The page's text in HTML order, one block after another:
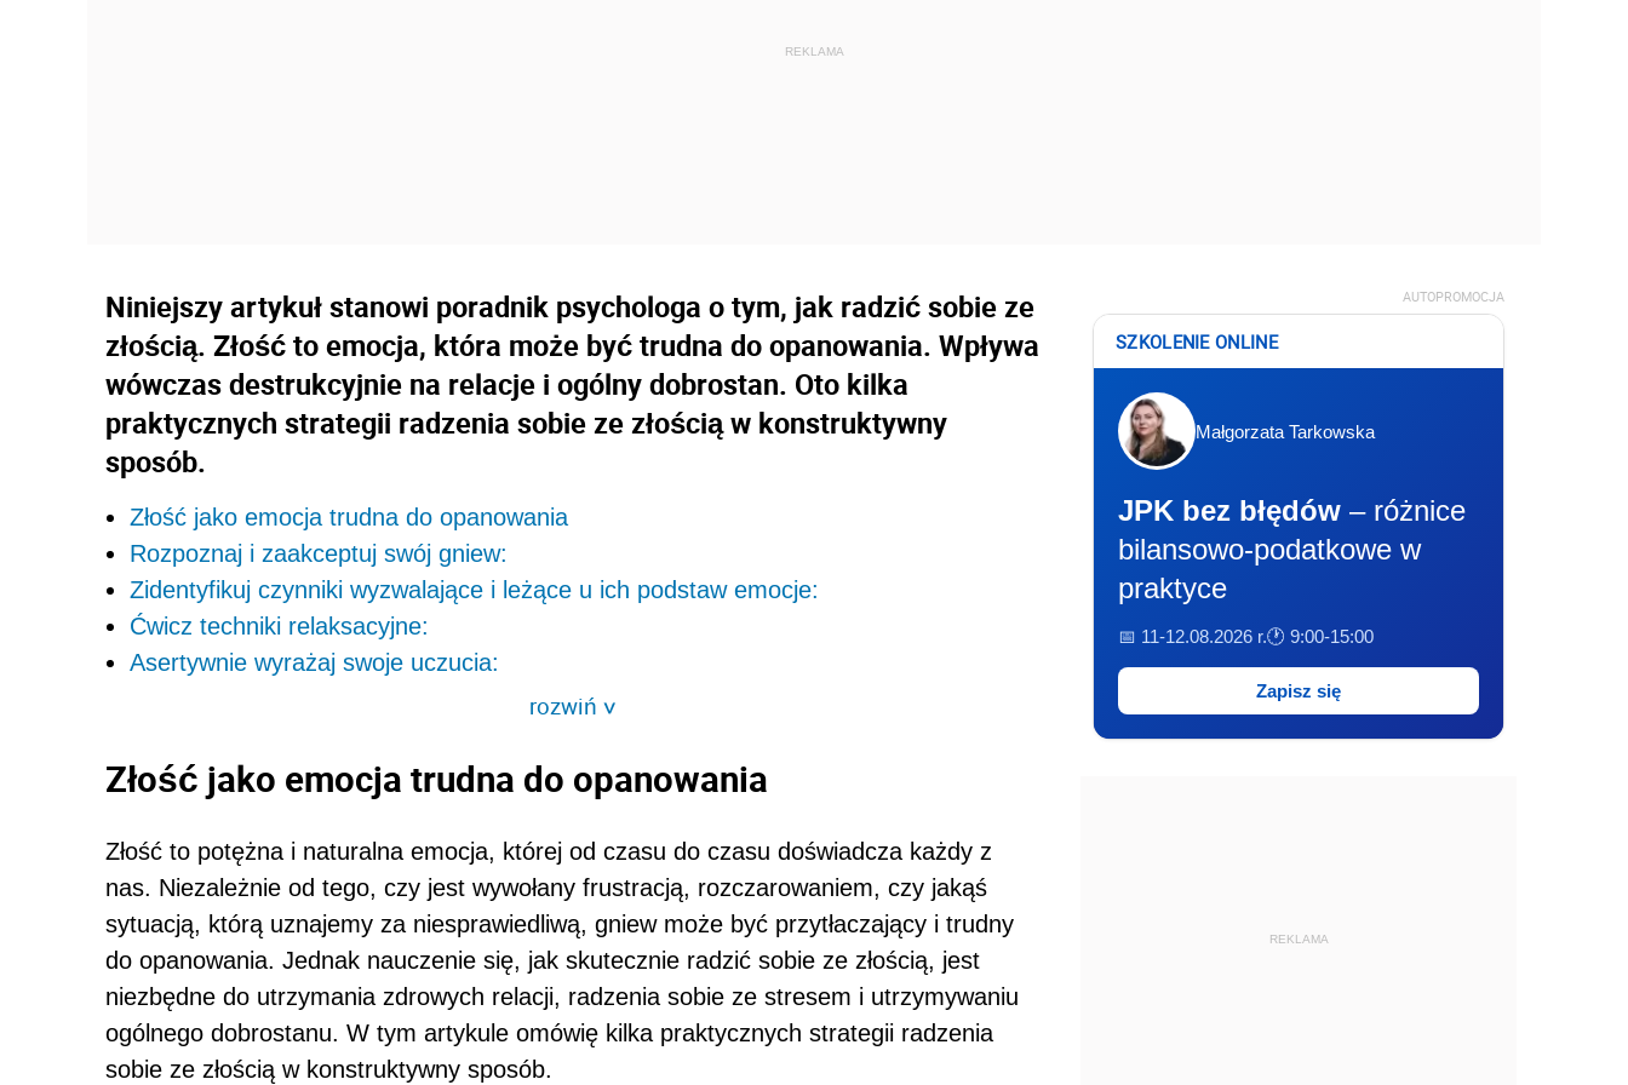
Niniejszy artykuł stanowi poradnik psychologa o tym, jak radzić sobie ze
złością. Złość to emocja, która może być trudna do opanowania. Wpływa
wówczas destrukcyjnie na relacje i ogólny dobrostan. Oto kilka
praktycznych strategii radzenia sobie ze złością w konstruktywny
sposób.
Złość jako emocja trudna do opanowania
Rozpoznaj i zaakceptuj swój gniew:
Zidentyfikuj czynniki wyzwalające i leżące u ich podstaw emocje:
Ćwicz techniki relaksacyjne:
Asertywnie wyrażaj swoje uczucia:
rozwiń>
Złość jako emocja trudna do opanowania
Złość to potężna i naturalna emocja, której od czasu do czasu doświadcza każdy z
nas. Niezależnie od tego, czy jest wywołany frustracją, rozczarowaniem, czy jakąś
sytuacją, którą uznajemy za niesprawiedliwą, gniew może być przytłaczający i trudny
do opanowania. Jednak nauczenie się, jak skutecznie radzić sobie ze złością, jest
niezbędne do utrzymania zdrowych relacji, radzenia sobie ze stresem i utrzymywaniu
ogólnego dobrostanu. W tym artykule omówię kilka praktycznych strategii radzenia
sobie ze złością w konstruktywny sposób.
AUTOPROMOCJA
SZKOLENIE ONLINE
Małgorzata Tarkowska
JPK bez błędów – różnice
bilansowo-podatkowe w
praktyce
📅 11-12.08.2026 r.🕐 9:00-15:00
Zapisz się
REKLAMA